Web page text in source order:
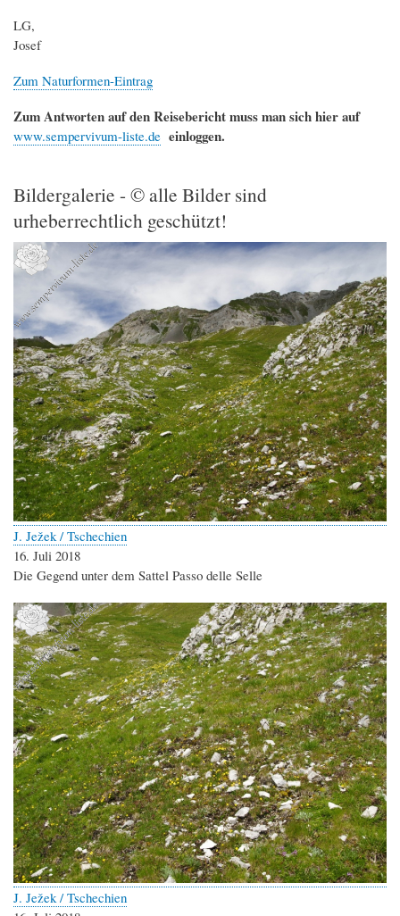
LG,
Josef
Zum Naturformen-Eintrag
Zum Antworten auf den Reisebericht muss man sich hier auf
www.sempervivum-liste.de einloggen.
Bildergalerie - © alle Bilder sind
urheberrechtlich geschützt!
J. Ježek / Tschechien
16. Juli 2018
Die Gegend unter dem Sattel Passo delle Selle
J. Ježek / Tschechien